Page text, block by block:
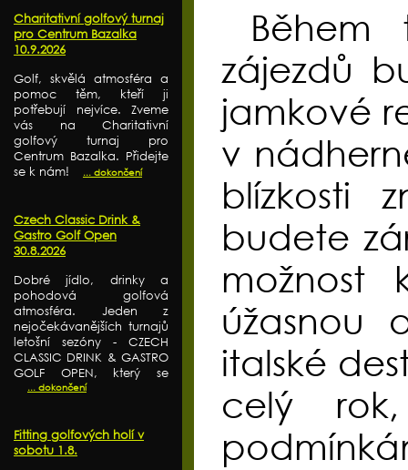
Charitativní golfový turnaj
pro Centrum Bazalka
10.9.2026
Golf, skvělá atmosféra a
pomoc těm, kteří ji
potřebují nejvíce. Zveme
vás na Charitativní
golfový turnaj pro
Centrum Bazalka. Přidejte
se k nám!
... dokončení
Czech Classic Drink &
Gastro Golf Open
30.8.2026
Dobré jídlo, drinky a
pohodová golfová
atmosféra. Jeden z
nejočekávanějších turnajů
letošní sezóny - CZECH
CLASSIC DRINK & GASTRO
GOLF OPEN, který se
... dokončení
Fitting golfových holí v
sobotu 1.8.
Během
zájezdů
jamkové
v
blízkosti
budete
možnost
úžasnou
italské
celý